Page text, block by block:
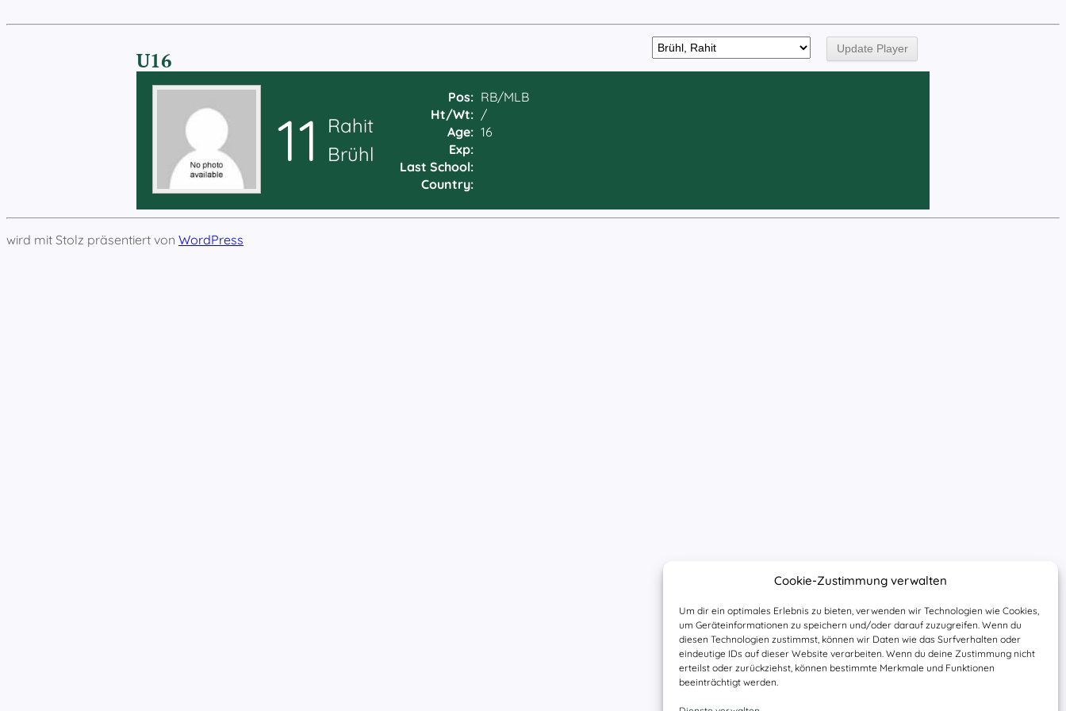
Cookie-Zustimmung verwalten
Um dir ein optimales Erlebnis zu bieten, verwenden wir Technologien wie Cookies,
um Geräteinformationen zu speichern und/oder darauf zuzugreifen. Wenn du
diesen Technologien zustimmst, können wir Daten wie das Surfverhalten oder
eindeutige IDs auf dieser Website verarbeiten. Wenn du deine Zustimmung nicht
erteilst oder zurückziehst, können bestimmte Merkmale und Funktionen
beeinträchtigt werden.
U16
11
Rahit
Brühl
Pos: RB/MLB
Ht/Wt: /
Age: 16
Exp:
Last School:
Country:
wird mit Stolz präsentiert von WordPress